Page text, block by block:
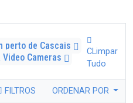
perto de Cascais
Video Cameras
CLimpar
Tudo
FILTROS ORDENAR POR